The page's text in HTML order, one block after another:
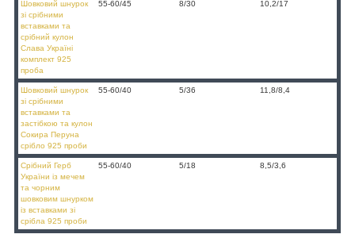
Шовковий шнурок
зі срібними
вставками та
срібний кулон
Слава Україні
комплект 925
проба
55-60/45 8/30 10,2/17
Шовковий шнурок
зі срібними
вставками та
застібкою та кулон
Сокира Перуна
срібло 925 проби
55-60/40 5/36 11,8/8,4
Срібний Герб
України із мечем
та чорним
шовковим шнурком
із вставками зі
срібла 925 проби
55-60/40 5/18 8,5/3,6